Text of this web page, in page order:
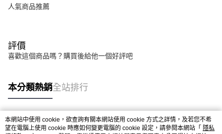
人氣商品推薦
評價
喜歡這個商品嗎？購買後給他一個好評吧
本分類熱銷全站排行
熱門標籤
本網站中使用 cookie，欲查詢有關本網站使用 cookie 方式之詳情，及若您不希
望在電腦上使用 cookie 時應如何變更電腦的 cookie 設定，請參閱本網站「 隱私